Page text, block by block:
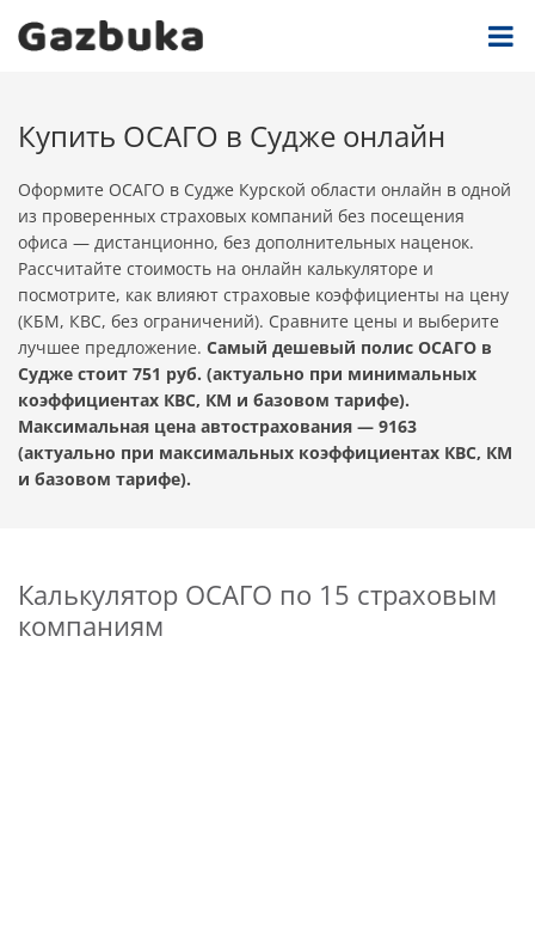
Купить ОСАГО в Судже онлайн
Оформите ОСАГО в Судже Курской области онлайн в одной
из проверенных страховых компаний без посещения
офиса — дистанционно, без дополнительных наценок.
Рассчитайте стоимость на онлайн калькуляторе и
посмотрите, как влияют страховые коэффициенты на цену
(КБМ, КВС, без ограничений). Сравните цены и выберите
лучшее предложение. Самый дешевый полис ОСАГО в
Судже стоит 751 руб. (актуально при минимальных
коэффициентах КВС, КМ и базовом тарифе).
Максимальная цена автострахования — 9163
(актуально при максимальных коэффициентах КВС, КМ
и базовом тарифе).
Калькулятор ОСАГО по 15 страховым
компаниям